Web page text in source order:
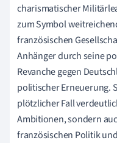
charismatischer
zum Symbol
französischen
Anhänger durch seine
Revanche gegen
politischer Erneuerung.
plötzlicher Fall
Ambitionen, sondern
französischen Politik